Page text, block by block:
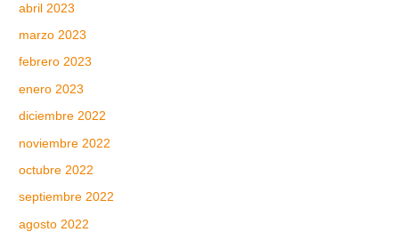
abril 2023
marzo 2023
febrero 2023
enero 2023
diciembre 2022
noviembre 2022
octubre 2022
septiembre 2022
agosto 2022